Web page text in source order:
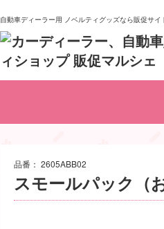
自動車ディーラー用 ノベルティグッズなら販促サ
品番： 2605ABB02
スモールパック（